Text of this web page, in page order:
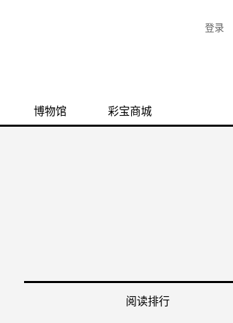
登录
博物馆 彩宝商城
阅读排行